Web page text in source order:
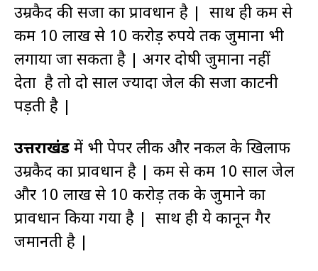
उम्रकैद की सजा का प्रावधान है | साथ ही कम से
कम 10 लाख से 10 करोड़ रुपये तक जुर्माना भी
लगाया जा सकता है | अगर दोषी जुर्माना नहीं
देता है तो दो साल ज्यादा जेल की सजा काटनी
पड़ती है |
उत्तराखंड में भी पेपर लीक और नकल के खिलाफ
उम्रकैद का प्रावधान है | कम से कम 10 साल जेल
और 10 लाख से 10 करोड़ तक के जुर्माने का
प्रावधान किया गया है | साथ ही ये कानून गैर
जमानती है |